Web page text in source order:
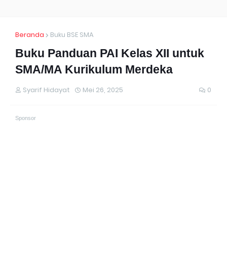
Beranda Buku BSE SMA
Buku Panduan PAI Kelas XII untuk
SMA/MA Kurikulum Merdeka
Syarif Hidayat Mei 26, 2025 0
Sponsor